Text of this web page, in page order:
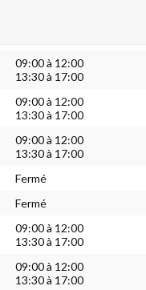
09:00 à 12:00
13:30 à 17:00
09:00 à 12:00
13:30 à 17:00
09:00 à 12:00
13:30 à 17:00
Fermé
Fermé
09:00 à 12:00
13:30 à 17:00
09:00 à 12:00
13:30 à 17:00